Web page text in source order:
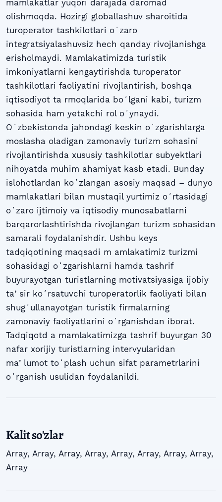
mamlakatlar yuqori darajada daromad
olishmoqda. Hozirgi globallashuv sharoitida
turoperator tashkilotlari oʻzaro
integratsiyalashuvsiz hech qanday rivojlanishga
erisholmaydi. Mamlakatimizda turistik
imkoniyatlarni kengaytirishda turoperator
tashkilotlari faoliyatini rivojlantirish, boshqa
iqtisodiyot ta rmoqlarida boʻlgani kabi, turizm
sohasida ham yetakchi rol oʻynaydi.
Oʻzbekistonda jahondagi keskin oʻzgarishlarga
moslasha oladigan zamonaviy turizm sohasini
rivojlantirishda xususiy tashkilotlar subyektlari
nihoyatda muhim ahamiyat kasb etadi. Bunday
islohotlardan koʻzlangan asosiy maqsad – dunyo
mamlakatlari bilan mustaqil yurtimiz oʻrtasidagi
oʻzaro ijtimoiy va iqtisodiy munosabatlarni
barqarorlashtirishda rivojlangan turizm sohasidan
samarali foydalanishdir. Ushbu keys
tadqiqotining maqsadi m amlakatimiz turizmi
sohasidagi oʻzgarishlarni hamda tashrif
buyurayotgan turistlarning motivatsiyasiga ijobiy
taʼsir koʻrsatuvchi turoperatorlik faoliyati bilan
shugʻullanayotgan turistik firmalarning
zamonaviy faoliyatlarini oʻrganishdan iborat.
Tadqiqotd a mamlakatimizga tashrif buyurgan 30
nafar xorijiy turistlarning intervyularidan
maʼlumot toʻplash uchun sifat parametrlarini
oʻrganish usulidan foydalanildi.
Kalit so'zlar
Array, Array, Array, Array, Array, Array, Array, Array,
Array